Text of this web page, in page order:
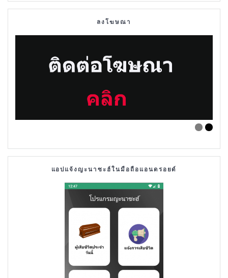
ลงโฆษณา
แอปแจ้งญะนาซะฮ์ในมือถือแอนดรอยด์